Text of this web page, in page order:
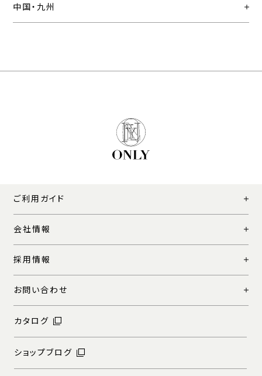
中国・九州
ご利用ガイド
会社情報
採用情報
お問い合わせ
カタログ
ショップブログ